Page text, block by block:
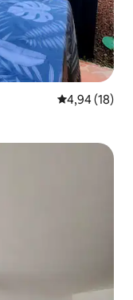
4,94 (18)